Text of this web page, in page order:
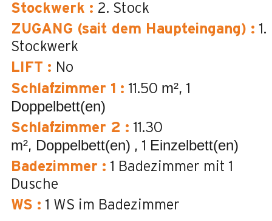
Stockwerk : 2. Stock
ZUGANG (sait dem Haupteingang) : 1.
Stockwerk
LIFT : No
Schlafzimmer 1 : 11.50 m² 1
Doppelbett(en)
Schlafzimmer 2 : 11.30
m² Doppelbett(en) 1 Einzelbett(en)
Badezimmer : 1 Badezimmer mit 1
Dusche
WS : 1 WS im Badezimmer